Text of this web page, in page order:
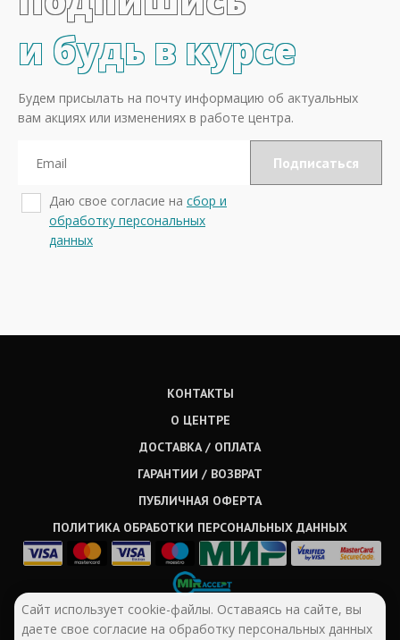
и будь в курсе
Будем присылать на почту информацию об актуальных
вам акциях или изменениях в работе центра.
Даю свое согласие на сбор и
обработку персональных
данных
КОНТАКТЫ
О ЦЕНТРЕ
ДОСТАВКА / ОПЛАТА
ГАРАНТИИ / ВОЗВРАТ
ПУБЛИЧНАЯ ОФЕРТА
ПОЛИТИКА ОБРАБОТКИ ПЕРСОНАЛЬНЫХ ДАННЫХ
Сайт использует cookie-файлы. Оставаясь на сайте, вы
даете свое согласие на обработку персональных данных